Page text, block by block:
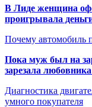
В Лиде женщина
проигрывала
Почему автомобиль
Пока муж был на
зарезала
Диагностика
умного покупателя